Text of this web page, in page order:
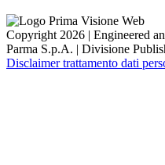
Copyright 2026 | Engineered
Parma S.p.A. | Divisione
Disclaimer trattamento dati